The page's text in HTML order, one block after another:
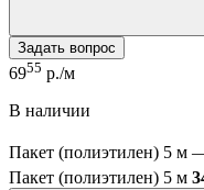
Задать вопрос
6955 р./м
В наличии
Пакет (полиэтилен) 5 м
Пакет (полиэтилен) 5 м